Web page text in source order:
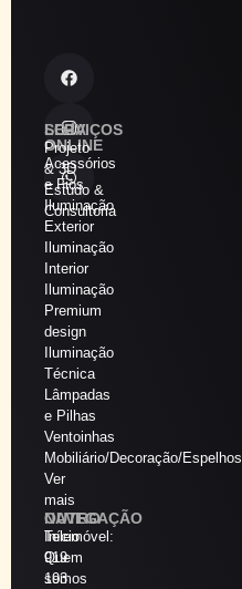
SERVIÇOS
Projeto
& 3D
Estudo &
Consultoria
LOJA
ONLINE
Acessórios
e Fios
Iluminação
Exterior
Iluminação
Interior
Iluminação
Premium
design
Iluminação
Técnica
Lâmpadas
e Pilhas
Ventoinhas
Mobiliário/Decoração/Espelhos
Ver
mais
NAVEGAÇÃO
Início
Quem
somos
OUTRO
Telemóvel:
919
193